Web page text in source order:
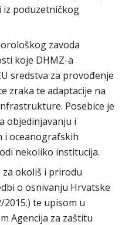
iz poduzetničkog
zavoda
koje DHMZ-a
sredstva za provođenje
zraka te adaptacije na
Posebice je
objedinjavanju i
i oceanografskih
nekoliko institucija.
za okoliš i prirodu
o osnivanju Hrvatske
2015.) te upisom u
Agencija za zaštitu